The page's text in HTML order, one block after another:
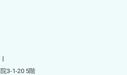
|
3-1-20 5階